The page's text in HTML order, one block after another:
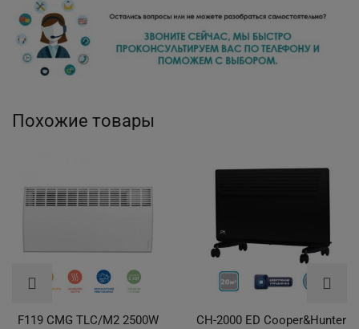
Похожие товары
F119 CМG TLC/M2 2500W
CH-2000 ED Cooper&Hunter